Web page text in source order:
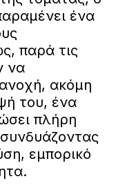
ένα
παρά τις
να
ακόμη
του, ένα
πλήρη
εμπορικό